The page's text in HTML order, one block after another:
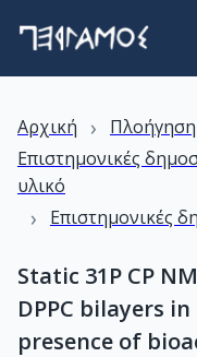
Αρχική › Πλοήγηση
Επιστημονικές
υλικό
› Επιστημονικές
Static 31P CP
DPPC bilayers
presence of